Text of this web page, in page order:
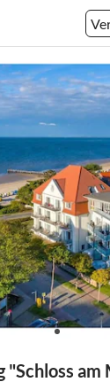
"Schloss